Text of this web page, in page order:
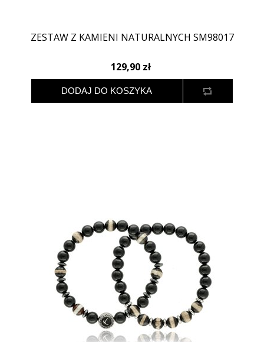
ZESTAW Z KAMIENI NATURALNYCH SM98017
129,90 zł